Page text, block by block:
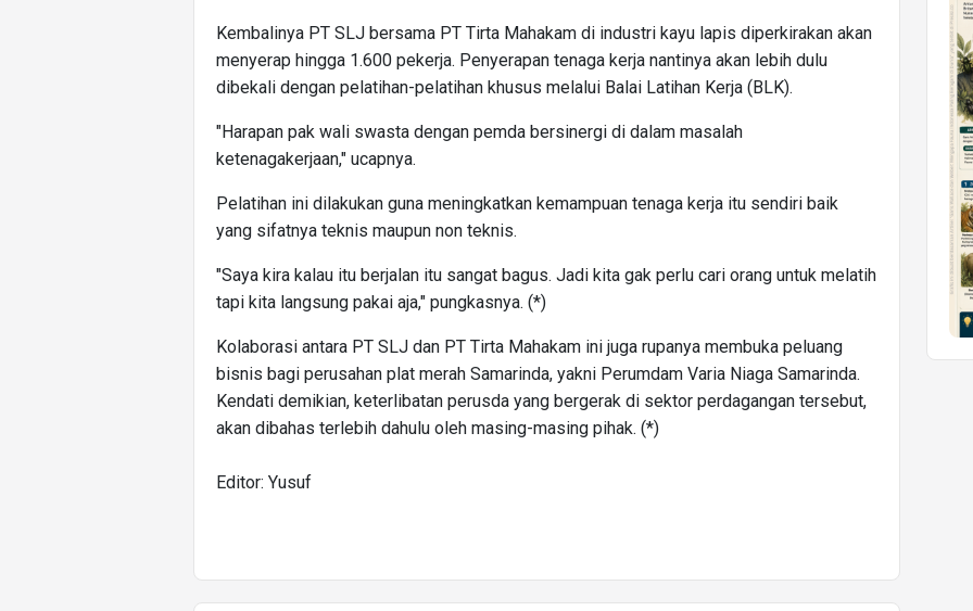
Kembalinya PT SLJ bersama PT Tirta Mahakam di industri kayu lapis diperkirakan akan
menyerap hingga 1.600 pekerja. Penyerapan tenaga kerja nantinya akan lebih dulu
dibekali dengan pelatihan-pelatihan khusus melalui Balai Latihan Kerja (BLK).
"Harapan pak wali swasta dengan pemda bersinergi di dalam masalah
ketenagakerjaan," ucapnya.
Pelatihan ini dilakukan guna meningkatkan kemampuan tenaga kerja itu sendiri baik
yang sifatnya teknis maupun non teknis.
"Saya kira kalau itu berjalan itu sangat bagus. Jadi kita gak perlu cari orang untuk melatih
tapi kita langsung pakai aja," pungkasnya. (*)
Kolaborasi antara PT SLJ dan PT Tirta Mahakam ini juga rupanya membuka peluang
bisnis bagi perusahan plat merah Samarinda, yakni Perumdam Varia Niaga Samarinda.
Kendati demikian, keterlibatan perusda yang bergerak di sektor perdagangan tersebut,
akan dibahas terlebih dahulu oleh masing-masing pihak. (*)
Editor: Yusuf